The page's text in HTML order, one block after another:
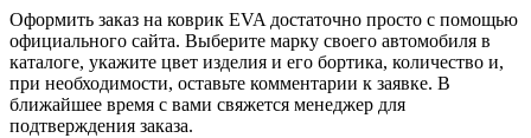
Оформить заказ на коврик EVA достаточно просто с помощью
официального сайта. Выберите марку своего автомобиля в
каталоге, укажите цвет изделия и его бортика, количество и,
при необходимости, оставьте комментарии к заявке. В
ближайшее время с вами свяжется менеджер для
подтверждения заказа.